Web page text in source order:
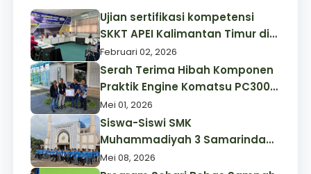
Ujian sertifikasi kompetensi
SKKT APEI Kalimantan Timur di
Kampus 1 SMK Muhammadiyah
3 Samarinda
Februari 02, 2026
Serah Terima Hibah Komponen
Praktik Engine Komatsu PC300
Oleh P. T. Komatsu
Remanufacturing Asia (KRA)
Kepada SMK Muhammadiyah 3
Samarinda
Mei 01, 2026
Siswa-Siswi SMK
Muhammadiyah 3 Samarinda
Bakti Masjid Ad -Da'wah Center
Mei 08, 2026